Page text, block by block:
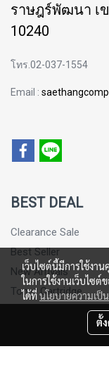
ราษฎร์พัฒนา เ
10240
โทร.02-037-1554
Email :
BEST DEAL
Clearance Sale
Best Seller
New Arrivals
Toner Cartridge
เว็บไซต์นี้มีการใช้งา
ในการใช้งานเว็บไซ
ได้ที่นโยบายความเป็
ตั้